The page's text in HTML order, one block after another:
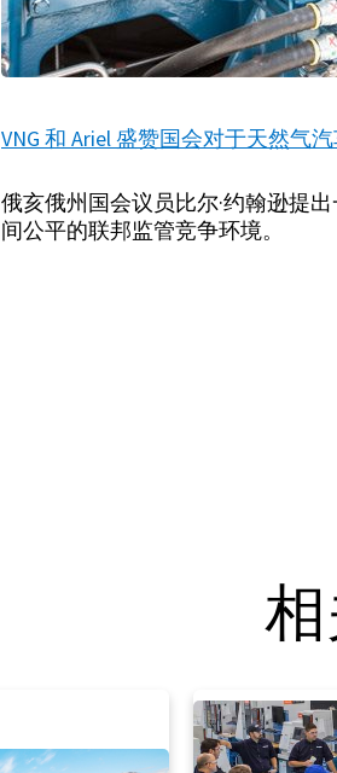
VNG 和 Ariel 盛赞国会对于天然气
俄亥俄州国会议员比尔·约翰逊提
间公平的联邦监管竞争环境。